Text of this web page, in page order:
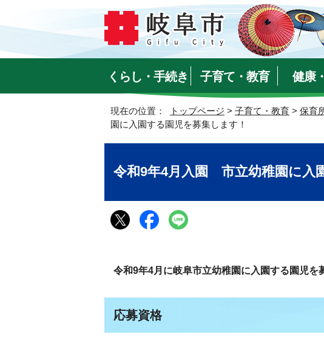
くらし・手続き 子育て・教育 健康
現在の位置： トップページ > 子育て・教育 > 保育
園に入園する園児を募集します！
令和9年4月入園 市立幼稚園に入
令和9年4月に岐阜市立幼稚園に入園する園児を
応募資格